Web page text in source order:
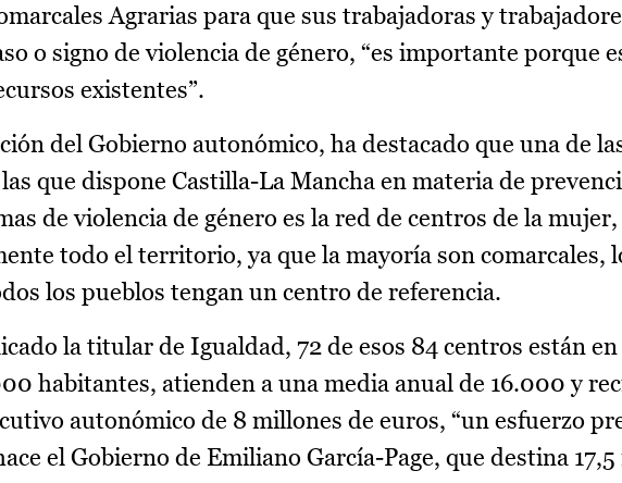
Agrarias para que sus trabajadoras y
o signo de violencia de género, “es importante porque
existentes”.
del Gobierno autonómico, ha destacado que una de
que dispone Castilla-La Mancha en materia de
de violencia de género es la red de centros de la
todo el territorio, ya que la mayoría son comarcales,
los pueblos tengan un centro de referencia.
la titular de Igualdad, 72 de esos 84 centros están
habitantes, atienden a una media anual de 16.000 y
autonómico de 8 millones de euros, “un esfuerzo
el Gobierno de Emiliano García-Page, que destina